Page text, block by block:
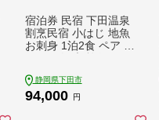
宿泊券 民宿 下田温泉
割烹民宿 小はじ 地魚
お刺身 1泊2食 ペア チ
飯 海の幸 鮮魚 海鮮
満喫 漁港 下田 須崎
静岡県下田市
94,000 円